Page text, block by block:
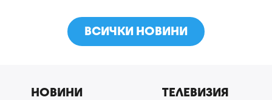
ВСИЧКИ НОВИНИ
НОВИНИ ТЕЛЕВИЗИЯ